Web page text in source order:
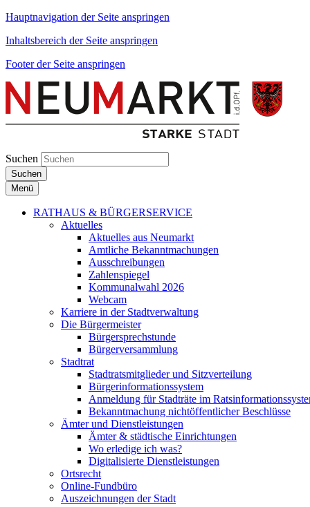
Hauptnavigation der Seite anspringen
Inhaltsbereich der Seite anspringen
Footer der Seite anspringen
Suchen
Suchen
Menü
RATHAUS & BÜRGERSERVICE
Aktuelles
Aktuelles aus Neumarkt
Amtliche Bekanntmachungen
Ausschreibungen
Zahlenspiegel
Kommunalwahl 2026
Webcam
Karriere in der Stadtverwaltung
Die Bürgermeister
Bürgersprechstunde
Bürgerversammlung
Stadtrat
Stadtratsmitglieder und Sitzverteilung
Bürgerinformationssystem
Anmeldung für Stadträte im
Bekanntmachung nichtöffentlicher Beschlüsse
Ämter und Dienstleistungen
Ämter & städtische Einrichtungen
Wo erledige ich was?
Digitalisierte Dienstleistungen
Ortsrecht
Online-Fundbüro
Auszeichnungen der Stadt